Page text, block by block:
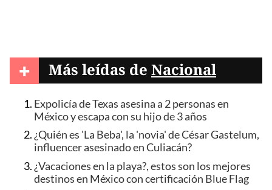
+ Más leídas de Nacional
Expolicía de Texas asesina a 2 personas en
México y escapa con su hijo de 3 años
¿Quién es 'La Beba', la 'novia' de César Gastelum,
influencer asesinado en Culiacán?
¿Vacaciones en la playa?, estos son los mejores
destinos en México con certificación Blue Flag